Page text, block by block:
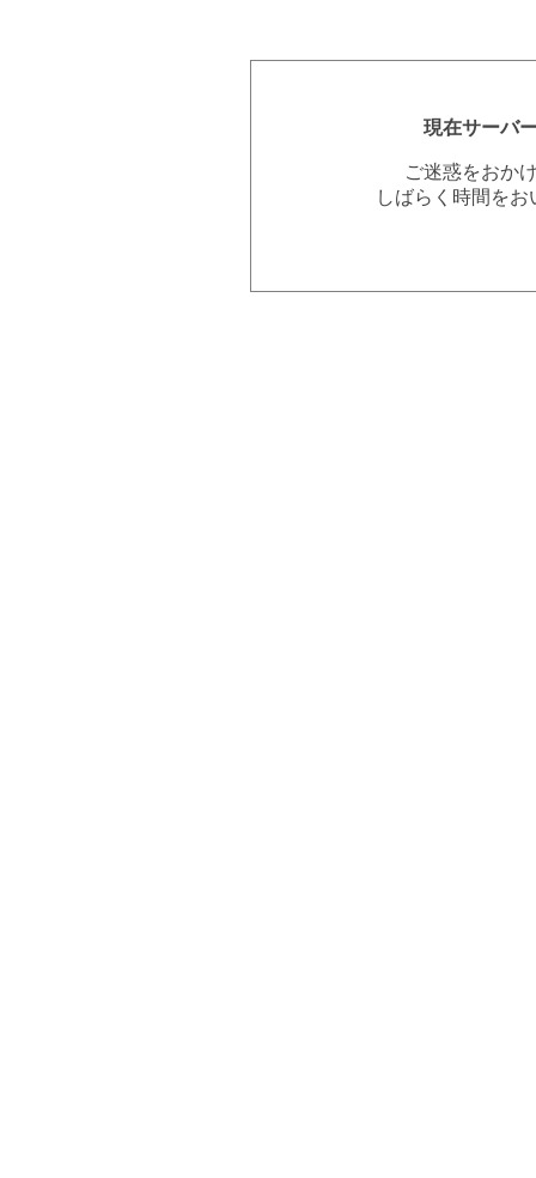
現在サーバ
ご迷惑をおか
しばらく時間を